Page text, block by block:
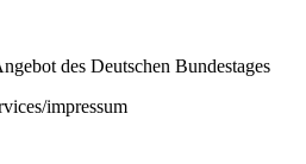
des Deutschen Bundestages
impressum